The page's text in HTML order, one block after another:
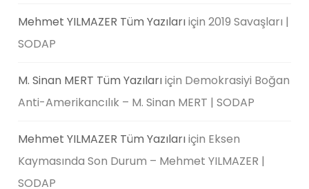
Mehmet YILMAZER Tüm Yazılarıiçin2019 Savaşları |
SODAP
M. Sinan MERT Tüm Yazılarıiçin Demokrasiyi Boğan
Anti-Amerikancılık – M. Sinan MERT | SODAP
Mehmet YILMAZER Tüm Yazılarıiçin Eksen
Kaymasında Son Durum – Mehmet YILMAZER |
SODAP